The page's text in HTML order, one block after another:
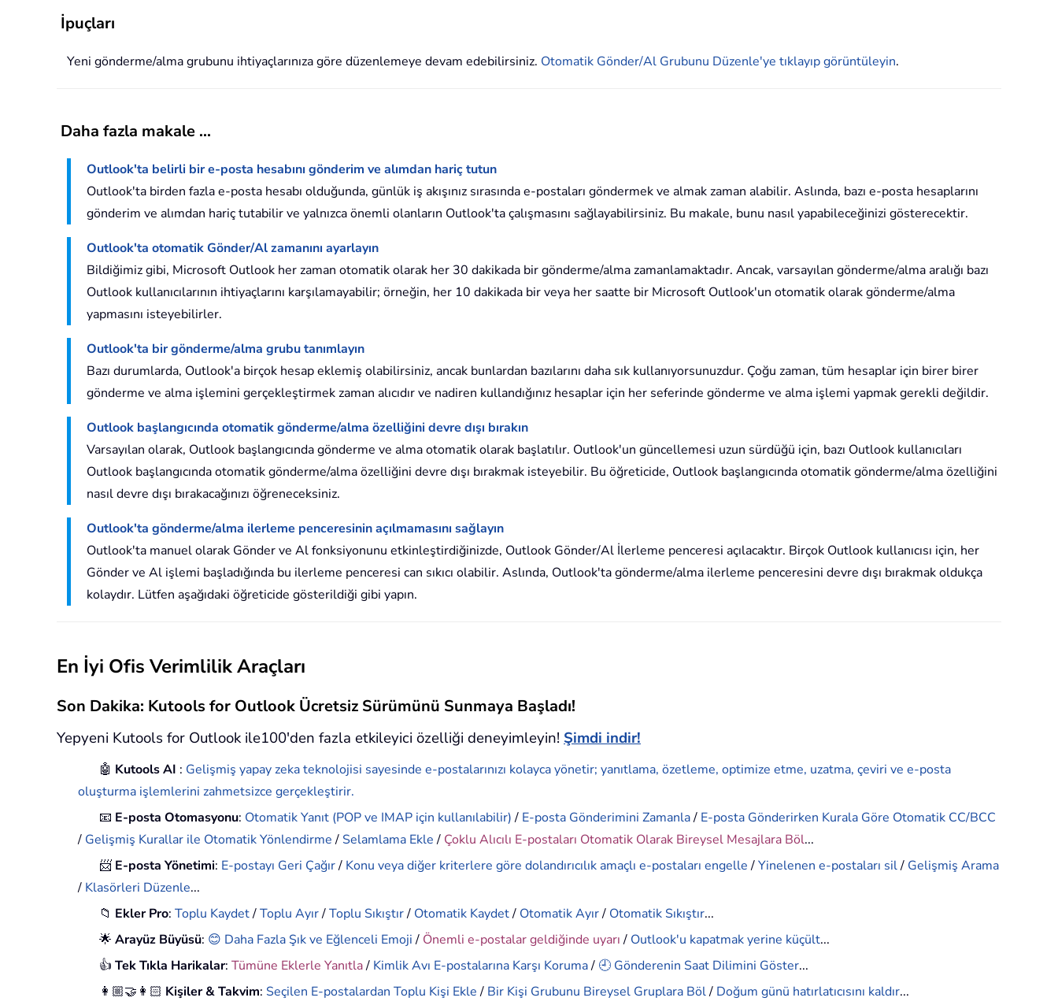
İpuçları
Yeni gönderme/alma grubunu ihtiyaçlarınıza göre düzenlemeye devam edebilirsiniz. Otomatik Gönder/Al Grubunu Düzenle'ye tıklayıp görüntüleyin.
Daha fazla makale ...
Outlook'ta belirli bir e-posta hesabını gönderim ve alımdan hariç tutun
Outlook'ta birden fazla e-posta hesabı olduğunda, günlük iş akışınız sırasında e-postaları göndermek ve almak zaman alabilir. Aslında, bazı e-posta hesaplarını
gönderim ve alımdan hariç tutabilir ve yalnızca önemli olanların Outlook'ta çalışmasını sağlayabilirsiniz. Bu makale, bunu nasıl yapabileceğinizi gösterecektir.
Outlook'ta otomatik Gönder/Al zamanını ayarlayın
Bildiğimiz gibi, Microsoft Outlook her zaman otomatik olarak her 30 dakikada bir gönderme/alma zamanlamaktadır. Ancak, varsayılan gönderme/alma aralığı bazı
Outlook kullanıcılarının ihtiyaçlarını karşılamayabilir; örneğin, her 10 dakikada bir veya her saatte bir Microsoft Outlook'un otomatik olarak gönderme/alma
yapmasını isteyebilirler.
Outlook'ta bir gönderme/alma grubu tanımlayın
Bazı durumlarda, Outlook'a birçok hesap eklemiş olabilirsiniz, ancak bunlardan bazılarını daha sık kullanıyorsunuzdur. Çoğu zaman, tüm hesaplar için birer birer
gönderme ve alma işlemini gerçekleştirmek zaman alıcıdır ve nadiren kullandığınız hesaplar için her seferinde gönderme ve alma işlemi yapmak gerekli değildir.
Outlook başlangıcında otomatik gönderme/alma özelliğini devre dışı bırakın
Varsayılan olarak, Outlook başlangıcında gönderme ve alma otomatik olarak başlatılır. Outlook'un güncellemesi uzun sürdüğü için, bazı Outlook kullanıcıları
Outlook başlangıcında otomatik gönderme/alma özelliğini devre dışı bırakmak isteyebilir. Bu öğreticide, Outlook başlangıcında otomatik gönderme/alma özelliğini
nasıl devre dışı bırakacağınızı öğreneceksiniz.
Outlook'ta gönderme/alma ilerleme penceresinin açılmamasını sağlayın
Outlook'ta manuel olarak Gönder ve Al fonksiyonunu etkinleştirdiğinizde, Outlook Gönder/Al İlerleme penceresi açılacaktır. Birçok Outlook kullanıcısı için, her
Gönder ve Al işlemi başladığında bu ilerleme penceresi can sıkıcı olabilir. Aslında, Outlook'ta gönderme/alma ilerleme penceresini devre dışı bırakmak oldukça
kolaydır. Lütfen aşağıdaki öğreticide gösterildiği gibi yapın.
En İyi Ofis Verimlilik Araçları
Son Dakika: Kutools for Outlook Ücretsiz Sürümünü Sunmaya Başladı!
Yepyeni Kutools for Outlook ile100'den fazla etkileyici özelliği deneyimleyin! Şimdi indir!
🤖 Kutools AI : Gelişmiş yapay zeka teknolojisi sayesinde e-postalarınızı kolayca yönetir; yanıtlama, özetleme, optimize etme, uzatma, çeviri ve e-posta
oluşturma işlemlerini zahmetsizce gerçekleştirir.
📧 E-posta Otomasyonu: Otomatik Yanıt (POP ve IMAP için kullanılabilir)/ E-posta Gönderimini Zamanla/ E-posta Gönderirken Kurala Göre Otomatik CC/BCC
/ Gelişmiş Kurallar ile Otomatik Yönlendirme/ Selamlama Ekle/ Çoklu Alıcılı E-postaları Otomatik Olarak Bireysel Mesajlara Böl...
📨 E-posta Yönetimi: E-postayı Geri Çağır/ Konu veya diğer kriterlere göre dolandırıcılık amaçlı e-postaları engelle/Yinelenen e-postaları sil/ Gelişmiş Arama
/ Klasörleri Düzenle...
📁 Ekler Pro:Toplu Kaydet/Toplu Ayır/Toplu Sıkıştır/ Otomatik Kaydet/ Otomatik Ayır/ Otomatik Sıkıştır...
🌟Arayüz Büyüsü: 😊 Daha Fazla Şık ve Eğlenceli Emoji/ Önemli e-postalar geldiğinde uyarı/ Outlook'u kapatmak yerine küçült...
👍Tek Tıkla Harikalar:Tümüne Eklerle Yanıtla/ Kimlik Avı E-postalarına Karşı Koruma/ 🕘 Gönderenin Saat Dilimini Göster...
👩🏼‍🤝‍👩🏻 Kişiler & Takvim: Seçilen E-postalardan Toplu Kişi Ekle/ Bir Kişi Grubunu Bireysel Gruplara Böl/ Doğum günü hatırlatıcısını kaldır...